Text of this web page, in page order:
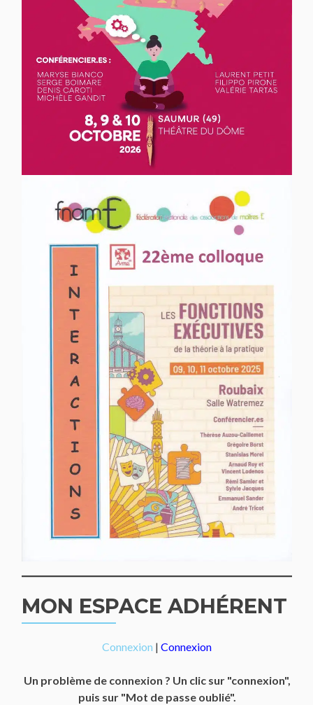
MON ESPACE ADHÉRENT
Connexion | Connexion
Un problème de connexion ? Un clic sur "connexion",
puis sur "Mot de passe oublié".